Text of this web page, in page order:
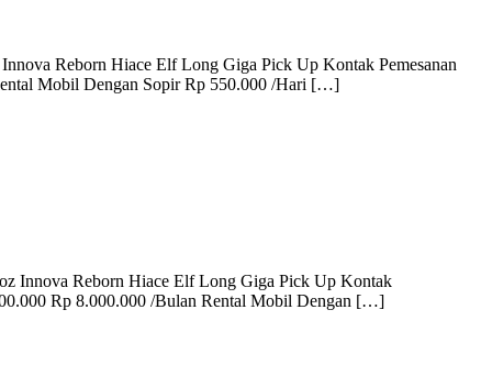
Reborn Hiace Elf Long Giga Pick Up Kontak Pemesanan
Mobil Dengan Sopir Rp 550.000 /Hari […]
Innova Reborn Hiace Elf Long Giga Pick Up Kontak
Rp 8.000.000 /Bulan Rental Mobil Dengan […]